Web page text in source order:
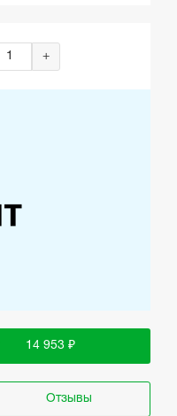
+
14 953 ₽
Отзывы